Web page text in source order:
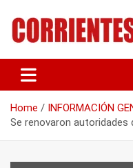
content
Home
INFORMACIÓN
Se renovaron autoridades